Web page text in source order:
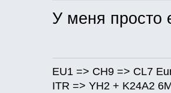
У меня
EU1 => CH9 => CL7
ITR => YH2 + K24A2